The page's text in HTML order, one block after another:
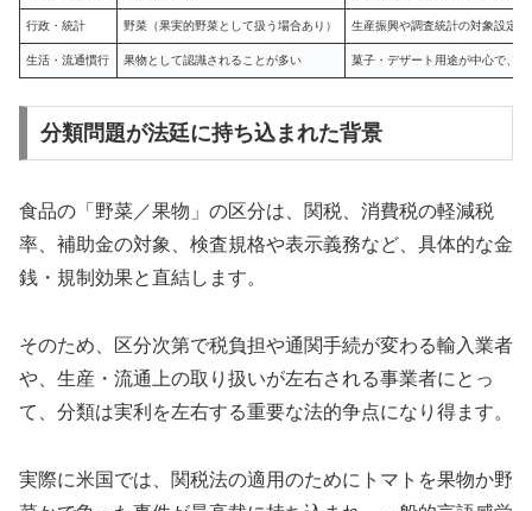
行政・統計 野菜（果実的野菜として扱う場合あり） 生産振興や調査統計の対象設定
生活・流通慣行 果物として認識されることが多い 菓子・デザート用途が中心で、
分類問題が法廷に持ち込まれた背景
食品の「野菜／果物」の区分は、関税、消費税の軽減税
率、補助金の対象、検査規格や表示義務など、具体的な金
銭・規制効果と直結します。
そのため、区分次第で税負担や通関手続が変わる輸入業者
や、生産・流通上の取り扱いが左右される事業者にとっ
て、分類は実利を左右する重要な法的争点になり得ます。
実際に米国では、関税法の適用のためにトマトを果物か野